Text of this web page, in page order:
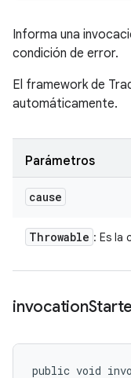
Informa una
condición de error.
El framework de
automáticamente.
Parámetros
cause
Throwable : Es la
invocation
public void